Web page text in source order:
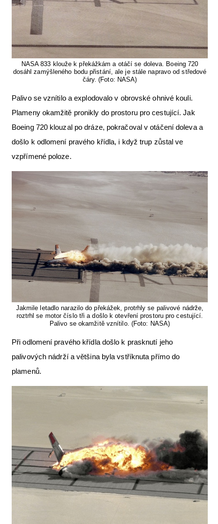
NASA 833 klouže k překážkám a otáčí se doleva. Boeing 720
dosáhl zamýšleného bodu přistání, ale je stále napravo od středové
čáry. (Foto: NASA)
Palivo se vznítilo a explodovalo v obrovské ohnivé kouli.
Plameny okamžitě pronikly do prostoru pro cestující. Jak
Boeing 720 klouzal po dráze, pokračoval v otáčení doleva a
došlo k odlomení pravého křídla, i když trup zůstal ve
vzpřímené poloze.
Jakmile letadlo narazilo do překážek, protrhly se palivové nádrže,
roztrhl se motor číslo tři a došlo k otevření prostoru pro cestující.
Palivo se okamžitě vznítilo. (Foto: NASA)
Při odlomení pravého křídla došlo k prasknutí jeho
palivových nádrží a většina byla vstříknuta přímo do
plamenů.